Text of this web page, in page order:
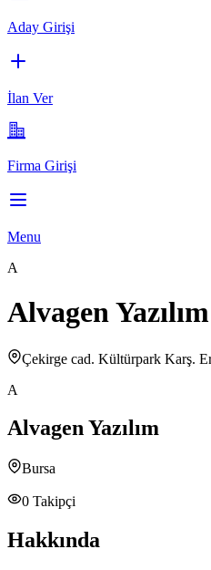
Aday Girişi
İlan Ver
Firma Girişi
Menu
A
Alvagen Yazılım
Çekirge cad. Kültürpark Karş.
A
Alvagen Yazılım
Bursa
0 Takipçi
Hakkında